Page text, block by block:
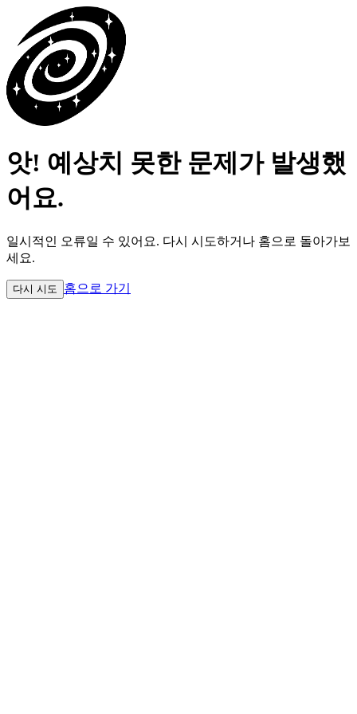
앗! 예상치 못한 문제가 발생했
어요.
일시적인 오류일 수 있어요. 다시 시도하거나 홈으로 돌아가보
세요.
다시 시도 홈으로 가기